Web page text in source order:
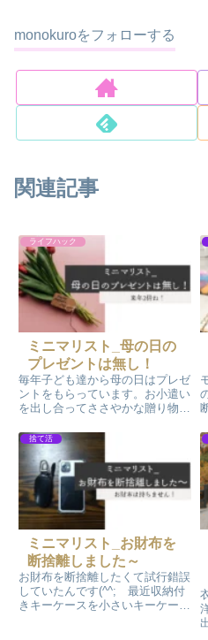
monokuroをフォローする
関連記事
ライフハック
ミニマリスト_母の日の
プレゼントは無し！
毎年子ども達から母の日はプレゼ
ントをもらっています。お小遣い
を出し合ってささやかな贈り物は
から娘が働き出して明らかに予算
額が増加してプレゼントが豪華に
なりました‼そこでモノクロひら
めきました～
捨て活
ミニマリスト_お財布を
断捨離しました～
お財布を断捨離したくて試行錯誤
していたんです(^^; 最近収納付
きキーケースを小さいキーケース